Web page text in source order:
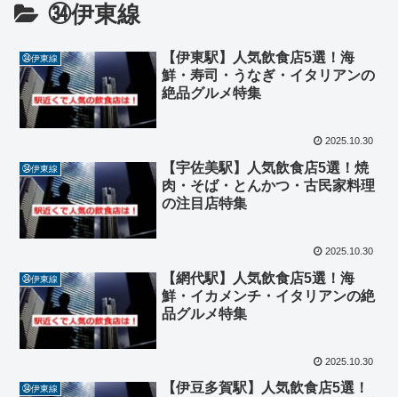
㉞伊東線
㉞伊東線
【伊東駅】人気飲食店5選！海
鮮・寿司・うなぎ・イタリアンの
絶品グルメ特集
2025.10.30
㉞伊東線
【宇佐美駅】人気飲食店5選！焼
肉・そば・とんかつ・古民家料理
の注目店特集
2025.10.30
㉞伊東線
【網代駅】人気飲食店5選！海
鮮・イカメンチ・イタリアンの絶
品グルメ特集
2025.10.30
㉞伊東線
【伊豆多賀駅】人気飲食店5選！